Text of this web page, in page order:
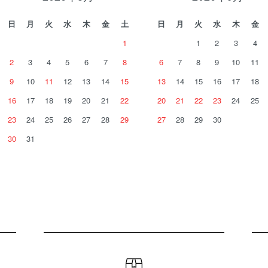
日 月 火 水 木 金
土
1
2
3 4 5 6 7
8
9
10 11 12 13 14
15
16
17 18 19 20 21
22
23
24 25 26 27 28
29
30
31
日 月 火 水 木 金
1
2 3 4
6
7 8 9 10 11
13
14 15 16 17 18
20
21 22 23 24 25
27
28 29 30